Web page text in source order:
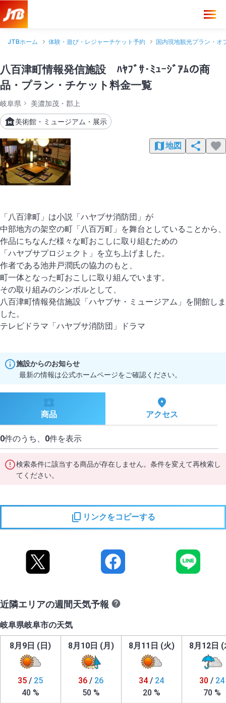
JTBホーム 体験・遊び・レジャーチケット予約 国内現地観光プラン・オ
八百津町情報発信施設 ﾊﾔﾌﾞｻ･ﾐｭｰｼﾞｱﾑの商
品・プラン・チケット料金一覧
岐阜県 美濃加茂・郡上
美術館・ミュージアム・展示
地図
「八百津町」は小説「ハヤブサ消防団」が
中部地方の架空の町「八百万町」を舞台としていることから、
作品にちなんだ様々な町おこしに取り組むための
「ハヤブサプロジェクト」を立ち上げました。
作者である池井戸潤氏の協力のもと、
町一体となった町おこしに取り組んでいます。
その取り組みのシンボルとして、
八百津町情報発信施設「ハヤブサ・ミュージアム」を開館しま
した。
施設からのお知らせ
最新の情報は公式ホームページをご確認ください。
商品 アクセス
0件のうち、 0件を表示
検索条件に該当する商品が存在しません。条件を変えて再検索し
てください。
リンクをコピーする
近隣エリアの週間天気予報
岐阜県岐阜市の天気
8月9日 (日)
35 / 25
40 %
8月10日 (月)
36 / 26
50 %
8月11日 (火)
34 / 24
20 %
8月12日 (
30 / 24
70 %